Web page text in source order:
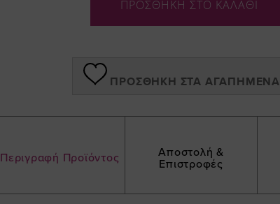
ΠΡΟΣΘΗΚΗ ΣΤΟ ΚΑΛΑΘΙ
ΠΡΟΣΘΉΚΗ ΣΤΑ ΑΓΑΠΗΜΈΝΑ
Περιγραφή Προϊόντος
Αποστολή &
Επιστροφές